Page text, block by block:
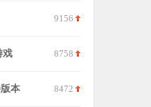
17
18
19